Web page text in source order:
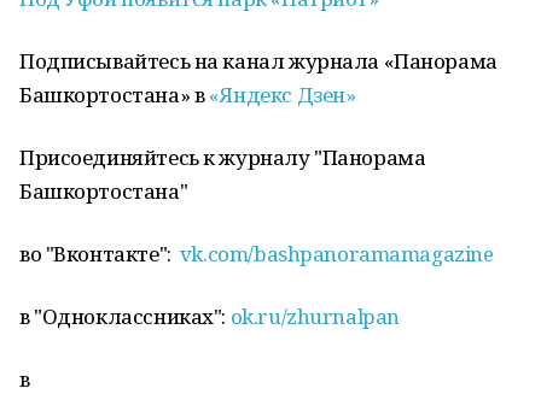
Подписывайтесь на канал журнала «Панорама
Башкортостана» в«Яндекс Дзен»
Присоединяйтесь к журналу "Панорама
Башкортостана"
во "Вконтакте": vk.com/bashpanoramamagazine
в "Одноклассниках": ok.ru/zhurnalpan
в